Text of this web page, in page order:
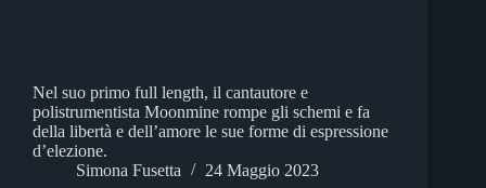
Nel suo primo full length, il cantautore e
polistrumentista Moonmine rompe gli schemi e fa
della libertà e dell’amore le sue forme di espressione
d’elezione.
Simona Fusetta
24 Maggio 2023